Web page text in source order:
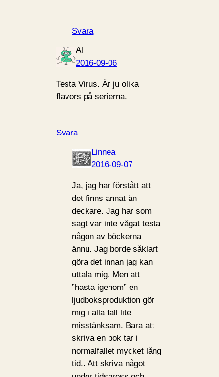
Svara
Al
2016-09-06
Testa Virus. Är ju olika
flavors på serierna.
Svara
Linnea
2016-09-07
Ja, jag har förstått att
det finns annat än
deckare. Jag har som
sagt var inte vågat testa
någon av böckerna
ännu. Jag borde såklart
göra det innan jag kan
uttala mig. Men att
”hasta igenom” en
ljudboksproduktion gör
mig i alla fall lite
misstänksam. Bara att
skriva en bok tar i
normalfallet mycket lång
tid.. Att skriva något